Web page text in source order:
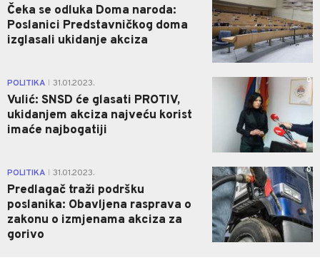
Čeka se odluka Doma naroda:
Poslanici Predstavničkog doma
izglasali ukidanje akciza
POLITIKA 31.01.2023.
Vulić: SNSD će glasati PROTIV,
ukidanjem akciza najveću korist
imaće najbogatiji
0
POLITIKA 31.01.2023.
Predlagač traži podršku
poslanika: Obavljena rasprava o
zakonu o izmjenama akciza za
gorivo
0